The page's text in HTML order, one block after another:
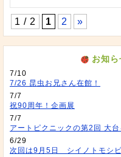
1 / 2 1 2 »
お知
7/10
7/26 昆虫お兄さん在館！
7/7
祝90周年！企画展
7/7
アートピクニックの第2回 大台
6/29
次回は9月5日 シイノトモシ